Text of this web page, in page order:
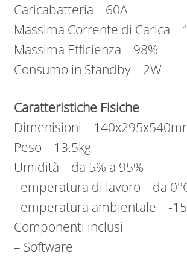
Caricabatteria 60A
Massima Corrente di Carica
Massima Efficienza 98%
Consumo in Standby 2W
Caratteristiche Fisiche
Dimenisioni
Peso 13.5kg
Umidità da 5% a 95%
Temperatura di lavoro da
Temperatura ambientale -
Componenti inclusi
– Software